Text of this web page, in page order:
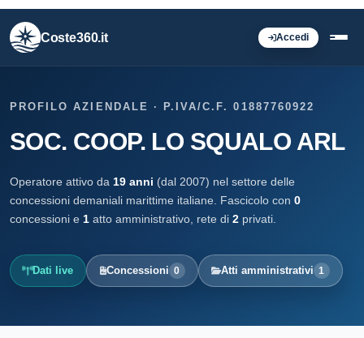
Coste360.it Accedi
PROFILO AZIENDALE · P.IVA/C.F. 01887760922
SOC. COOP. LO SQUALO ARL
Operatore attivo da 19 anni (dal 2007) nel settore delle
concessioni demaniali marittime italiane. Fascicolo con 0
concessioni e 1 atto amministrativo, rete di 2 privati.
Dati live Concessioni 0 Atti amministrativi 1